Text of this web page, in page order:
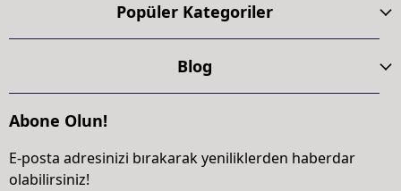
Popüler Kategoriler
Blog
Abone Olun!
E-posta adresinizi bırakarak yeniliklerden haberdar
olabilirsiniz!